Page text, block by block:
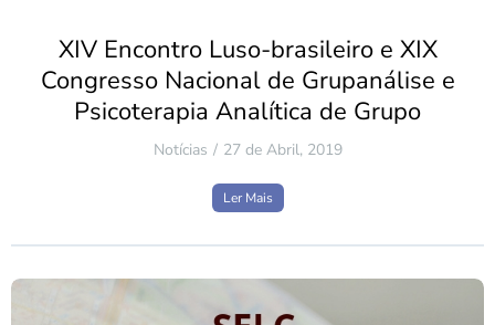
XIV Encontro Luso-brasileiro e XIX
Congresso Nacional de Grupanálise e
Psicoterapia Analítica de Grupo
Notícias 27 de Abril, 2019
Ler Mais